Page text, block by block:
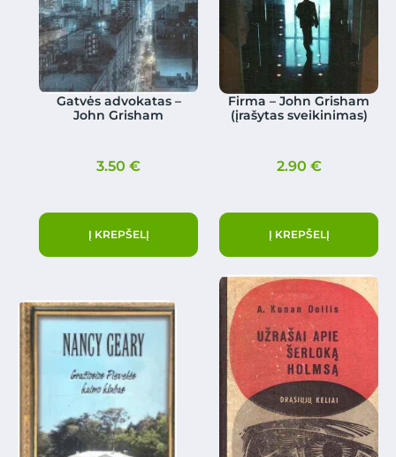
Gatvės advokatas –
John Grisham
3.50€
Į KREPŠELĮ
Firma – John Grisham
(įrašytas sveikinimas)
2.90 €
Į KREPŠELĮ